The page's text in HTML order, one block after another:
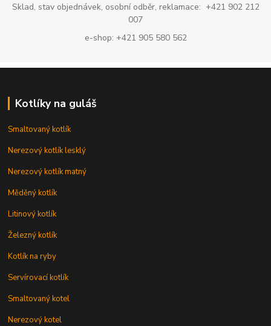
Sklad, stav objednávek, osobní odběr, reklamace: +421 902 212
007
e-shop: +421 905 580 562
Kotlíky na guláš
Smaltovaný kotlík
Nerezový kotlík lesklý
Nerezový kotlík matný
Měděný kotlík
Litinový kotlík
Železný kotlík
Kotlík na ryby
Servírovací kotlík
Smaltovaný kotel
Nerezový kotel